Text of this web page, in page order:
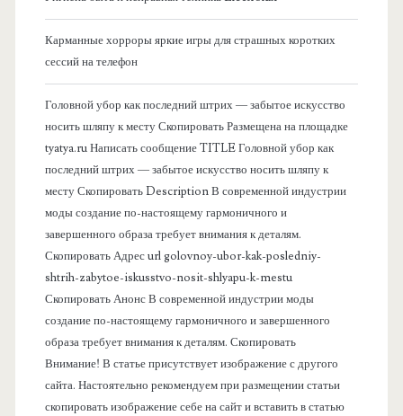
Карманные хорроры яркие игры для страшных коротких
сессий на телефон
Головной убор как последний штрих — забытое искусство
носить шляпу к месту Скопировать Размещена на площадке
tyatya.ru Написать сообщение TITLE Головной убор как
последний штрих — забытое искусство носить шляпу к
месту Скопировать Description В современной индустрии
моды создание по-настоящему гармоничного и
завершенного образа требует внимания к деталям.
Скопировать Адрес url golovnoy-ubor-kak-posledniy-
shtrih-zabytoe-iskusstvo-nosit-shlyapu-k-mestu
Скопировать Анонс В современной индустрии моды
создание по-настоящему гармоничного и завершенного
образа требует внимания к деталям. Скопировать
Внимание! В статье присутствует изображение с другого
сайта. Настоятельно рекомендуем при размещении статьи
скопировать изображение себе на сайт и вставить в статью